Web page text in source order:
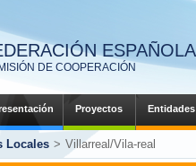
DE COOPERACIÓN
Proyectos Entidades
Locales > Villarreal/Vila-real